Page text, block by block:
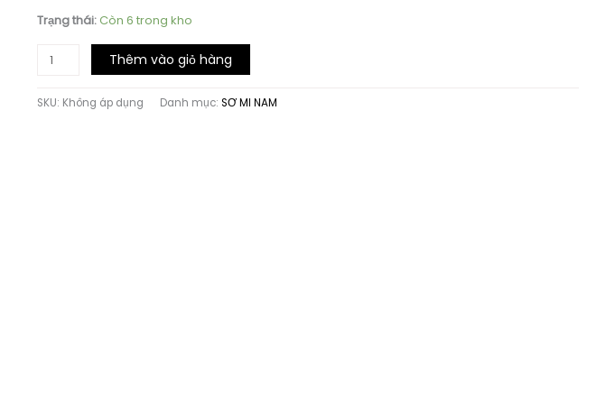
Trạng thái:Còn 6 trong kho
ÁO
XÁM
Thêm vào giỏ hàng
SKU: Không áp dụng Danh mục:SƠ MI NAM